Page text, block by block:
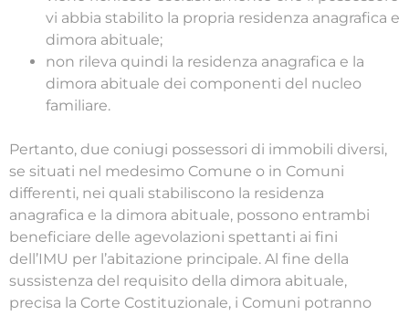
vi abbia stabilito la propria residenza anagrafica e
dimora abituale;
non rileva quindi la residenza anagrafica e la
dimora abituale dei componenti del nucleo
familiare.
Pertanto, due coniugi possessori di immobili diversi,
se situati nel medesimo Comune o in Comuni
differenti, nei quali stabiliscono la residenza
anagrafica e la dimora abituale, possono entrambi
beneficiare delle agevolazioni spettanti ai fini
dell’IMU per l’abitazione principale. Al fine della
sussistenza del requisito della dimora abituale,
precisa la Corte Costituzionale, i Comuni potranno